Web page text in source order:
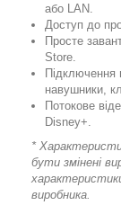
або LAN.
Доступ до
Просте
Store.
Підключення
навушники,
Потокове
Disney+.
*
бути змінені
виробника.